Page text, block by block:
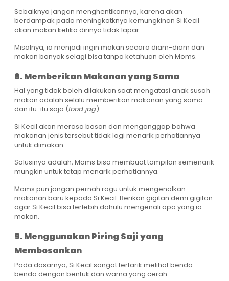
Sebaiknya jangan menghentikannya, karena akan
berdampak pada meningkatknya kemungkinan Si Kecil
akan makan ketika dirinya tidak lapar.
Misalnya, ia menjadi ingin makan secara diam-diam dan
makan banyak selagi bisa tanpa ketahuan oleh Moms.
8. Memberikan Makanan yang Sama
Hal yang tidak boleh dilakukan saat mengatasi anak susah
makan adalah selalu memberikan makanan yang sama
dan itu-itu saja (food jag).
Si Kecil akan merasa bosan dan menganggap bahwa
makanan jenis tersebut tidak lagi menarik perhatiannya
untuk dimakan.
Solusinya adalah, Moms bisa membuat tampilan semenarik
mungkin untuk tetap menarik perhatiannya.
Moms pun jangan pernah ragu untuk mengenalkan
makanan baru kepada Si Kecil. Berikan gigitan demi gigitan
agar Si Kecil bisa terlebih dahulu mengenali apa yang ia
makan.
9. Menggunakan Piring Saji yang
Membosankan
Pada dasarnya, Si Kecil sangat tertarik melihat benda-
benda dengan bentuk dan warna yang cerah.